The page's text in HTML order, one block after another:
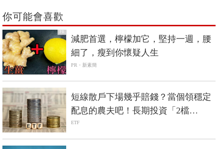
你可能會喜歡
PR
減肥首選，檸檬加它，堅持一週，腰
細了，瘦到你懷疑人生
PR・新素簡
短線散戶下場幾乎賠錢？當個領穩定
配息的農夫吧！長期投資「2檔
ETF」，賠錢機率小
ETF